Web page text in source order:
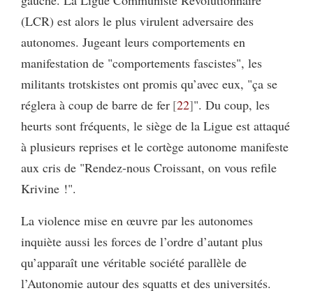
(LCR) est alors le plus virulent adversaire des
autonomes. Jugeant leurs comportements en
manifestation de "comportements fascistes", les
militants trotskistes ont promis qu’avec eux, "ça se
réglera à coup de barre de fer 22 ". Du coup, les
heurts sont fréquents, le siège de la Ligue est attaqué
à plusieurs reprises et le cortège autonome manifeste
aux cris de "Rendez-nous Croissant, on vous refile
Krivine !".
La violence mise en œuvre par les autonomes
inquiète aussi les forces de l’ordre d’autant plus
qu’apparaît une véritable société parallèle de
l’Autonomie autour des squatts et des universités.